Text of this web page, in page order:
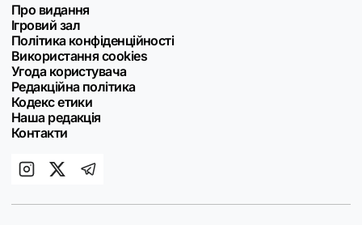
Про видання
Ігровий зал
Політика конфіденційності
Використання cookies
Угода користувача
Редакційна політика
Кодекс етики
Наша редакція
Контакти